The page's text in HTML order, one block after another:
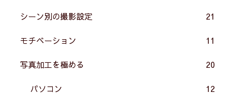
シーン別の撮影設定 21
モチベーション 11
写真加工を極める 20
パソコン 12